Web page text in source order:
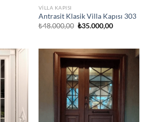
VILLA KAPISI
Antrasit Klasik Villa Kapısı 303
₺48.000,00 Orijinal
₺35.000,00Şu